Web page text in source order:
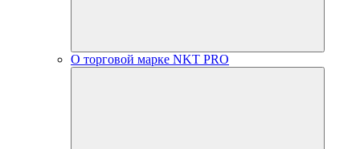
О торговой марке NKT PRO